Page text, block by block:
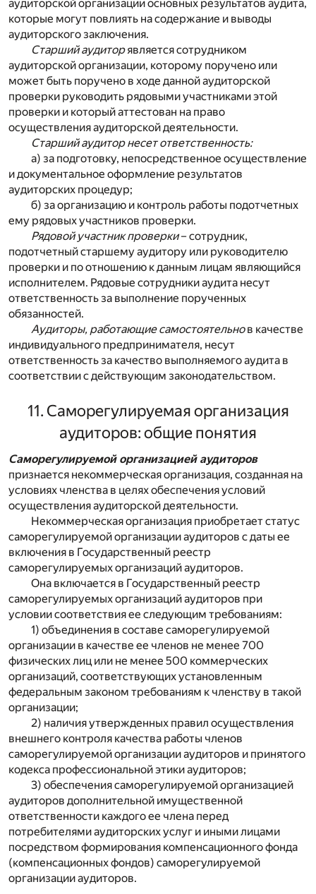
аудиторской организации основных результатов аудита,
которые могут повлиять на содержание и выводы
аудиторского заключения.
Старший аудиторявляется сотрудником
аудиторской организации, которому поручено или
может быть поручено в ходе данной аудиторской
проверки руководить рядовыми участниками этой
проверки и который аттестован на право
осуществления аудиторской деятельности.
Старший аудитор несет ответственность:
а) за подготовку, непосредственное осуществление
и документальное оформление результатов
аудиторских процедур;
б) за организацию и контроль работы подотчетных
ему рядовых участников проверки.
Рядовой участник проверки– сотрудник,
подотчетный старшему аудитору или руководителю
проверки и по отношению к данным лицам являющийся
исполнителем. Рядовые сотрудники аудита несут
ответственность за выполнение порученных
обязанностей.
Аудиторы, работающие самостоятельнов качестве
индивидуального предпринимателя, несут
ответственность за качество выполняемого аудита в
соответствии с действующим законодательством.
11. Саморегулируемая организация
аудиторов: общие понятия
Саморегулируемой организацией аудиторов
признается некоммерческая организация, созданная на
условиях членства в целях обеспечения условий
осуществления аудиторской деятельности.
Некоммерческая организация приобретает статус
саморегулируемой организации аудиторов с даты ее
включения в Государственный реестр
саморегулируемых организаций аудиторов.
Она включается в Государственный реестр
саморегулируемых организаций аудиторов при
условии соответствия ее следующим требованиям:
1) объединения в составе саморегулируемой
организации в качестве ее членов не менее 700
физических лиц или не менее 500 коммерческих
организаций, соответствующих установленным
федеральным законом требованиям к членству в такой
организации;
2) наличия утвержденных правил осуществления
внешнего контроля качества работы членов
саморегулируемой организации аудиторов и принятого
кодекса профессиональной этики аудиторов;
3) обеспечения саморегулируемой организацией
аудиторов дополнительной имущественной
ответственности каждого ее члена перед
потребителями аудиторских услуг и иными лицами
посредством формирования компенсационного фонда
(компенсационных фондов) саморегулируемой
организации аудиторов.